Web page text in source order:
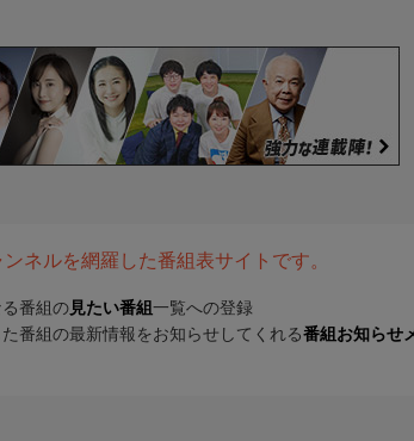
ネルを網羅した番組表サイトです。
番組の 見たい番組 一覧への登録
番組の最新情報をお知らせしてくれる番組お知らせ